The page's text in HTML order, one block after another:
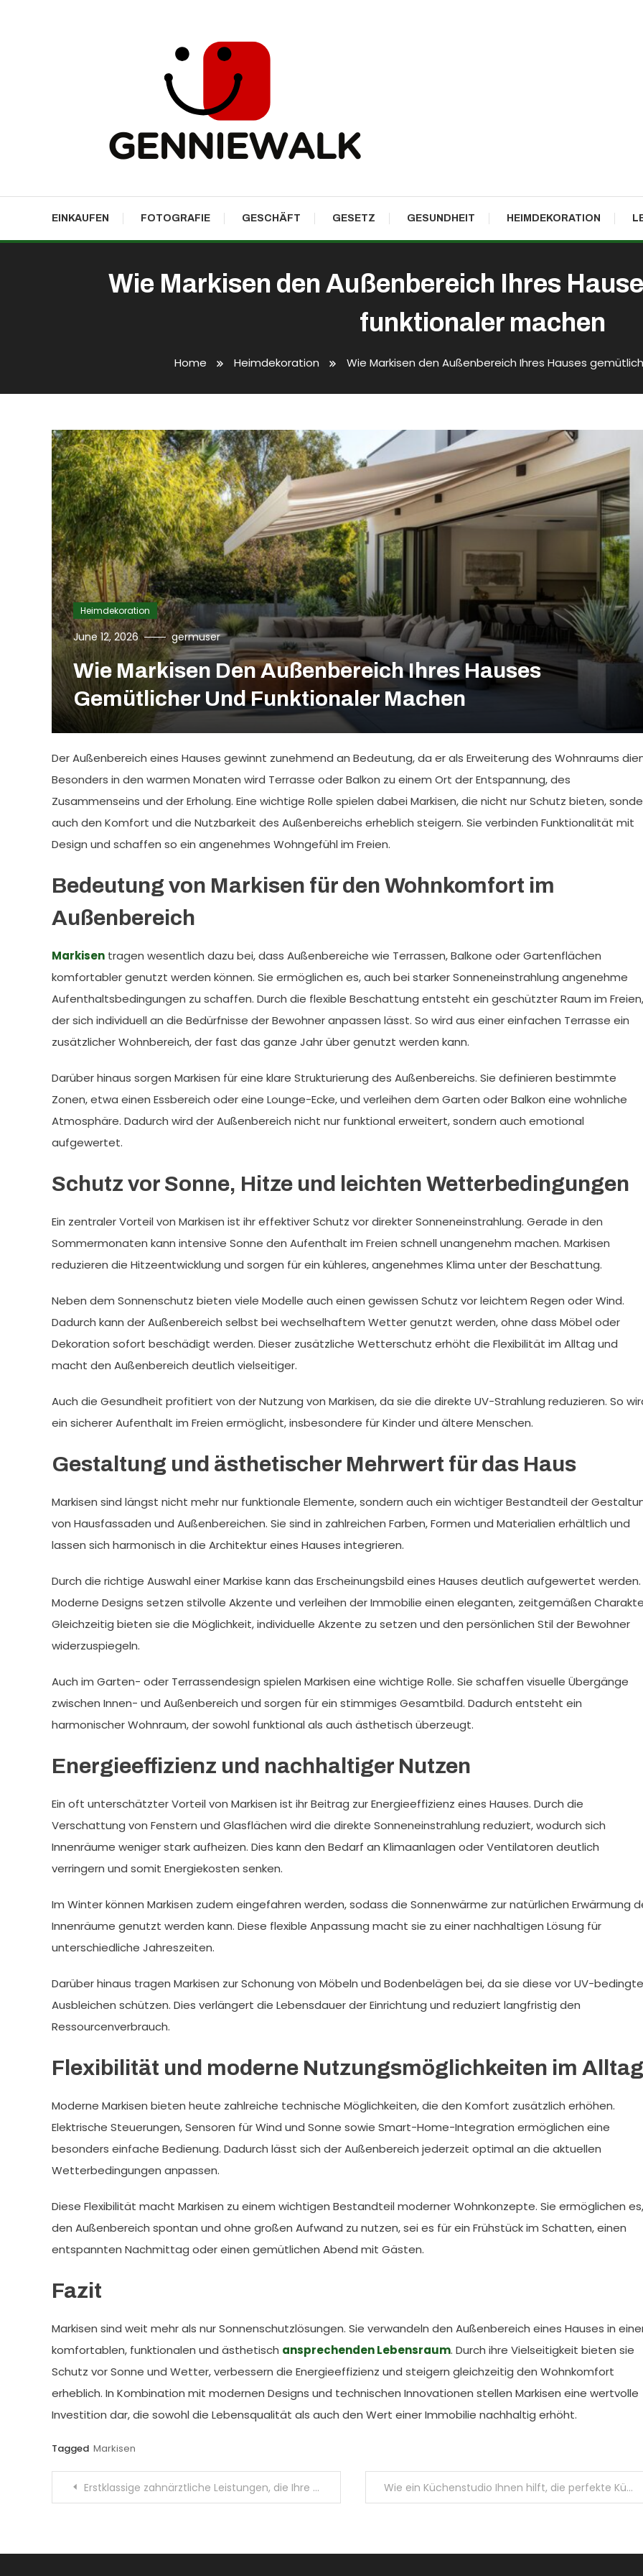
GennieWalk
EINKAUFEN FOTOGRAFIE GESCHÄFT GESETZ GESUNDHEIT HEIMDEKORATION
Wie Markisen den Außenbereich Ihres
funktionaler machen
Home Heimdekoration Wie Markisen den Außenbereich Ihres Hauses
Heimdekoration
June 12, 2026 germuser
Wie Markisen Den Außenbereich Ihres Hauses
Gemütlicher Und Funktionaler Machen
Der Außenbereich eines Hauses gewinnt zunehmend an Bedeutung, da er als Erweiterung des Wohnraums
Besonders in den warmen Monaten wird Terrasse oder Balkon zu einem Ort der Entspannung, des
Zusammenseins und der Erholung. Eine wichtige Rolle spielen dabei Markisen, die nicht nur Schutz bieten,
auch den Komfort und die Nutzbarkeit des Außenbereichs erheblich steigern. Sie verbinden Funktionalität mit
Design und schaffen so ein angenehmes Wohngefühl im Freien.
Bedeutung von Markisen für den Wohnkomfort im
Außenbereich
Markisen tragen wesentlich dazu bei, dass Außenbereiche wie Terrassen, Balkone oder Gartenflächen
komfortabler genutzt werden können. Sie ermöglichen es, auch bei starker Sonneneinstrahlung angenehme
Aufenthaltsbedingungen zu schaffen. Durch die flexible Beschattung entsteht ein geschützter Raum im Freien,
der sich individuell an die Bedürfnisse der Bewohner anpassen lässt. So wird aus einer einfachen Terrasse ein
zusätzlicher Wohnbereich, der fast das ganze Jahr über genutzt werden kann.
Darüber hinaus sorgen Markisen für eine klare Strukturierung des Außenbereichs. Sie definieren bestimmte
Zonen, etwa einen Essbereich oder eine Lounge-Ecke, und verleihen dem Garten oder Balkon eine wohnliche
Atmosphäre. Dadurch wird der Außenbereich nicht nur funktional erweitert, sondern auch emotional
aufgewertet.
Schutz vor Sonne, Hitze und leichten Wetterbedingungen
Ein zentraler Vorteil von Markisen ist ihr effektiver Schutz vor direkter Sonneneinstrahlung. Gerade in den
Sommermonaten kann intensive Sonne den Aufenthalt im Freien schnell unangenehm machen. Markisen
reduzieren die Hitzeentwicklung und sorgen für ein kühleres, angenehmes Klima unter der Beschattung.
Neben dem Sonnenschutz bieten viele Modelle auch einen gewissen Schutz vor leichtem Regen oder Wind.
Dadurch kann der Außenbereich selbst bei wechselhaftem Wetter genutzt werden, ohne dass Möbel oder
Dekoration sofort beschädigt werden. Dieser zusätzliche Wetterschutz erhöht die Flexibilität im Alltag und
macht den Außenbereich deutlich vielseitiger.
Auch die Gesundheit profitiert von der Nutzung von Markisen, da sie die direkte UV-Strahlung reduzieren. So
ein sicherer Aufenthalt im Freien ermöglicht, insbesondere für Kinder und ältere Menschen.
Gestaltung und ästhetischer Mehrwert für das Haus
Markisen sind längst nicht mehr nur funktionale Elemente, sondern auch ein wichtiger Bestandteil der
von Hausfassaden und Außenbereichen. Sie sind in zahlreichen Farben, Formen und Materialien erhältlich und
lassen sich harmonisch in die Architektur eines Hauses integrieren.
Durch die richtige Auswahl einer Markise kann das Erscheinungsbild eines Hauses deutlich aufgewertet werden.
Moderne Designs setzen stilvolle Akzente und verleihen der Immobilie einen eleganten, zeitgemäßen
Gleichzeitig bieten sie die Möglichkeit, individuelle Akzente zu setzen und den persönlichen Stil der Bewohner
widerzuspiegeln.
Auch im Garten- oder Terrassendesign spielen Markisen eine wichtige Rolle. Sie schaffen visuelle Übergänge
zwischen Innen- und Außenbereich und sorgen für ein stimmiges Gesamtbild. Dadurch entsteht ein
harmonischer Wohnraum, der sowohl funktional als auch ästhetisch überzeugt.
Energieeffizienz und nachhaltiger Nutzen
Ein oft unterschätzter Vorteil von Markisen ist ihr Beitrag zur Energieeffizienz eines Hauses. Durch die
Verschattung von Fenstern und Glasflächen wird die direkte Sonneneinstrahlung reduziert, wodurch sich
Innenräume weniger stark aufheizen. Dies kann den Bedarf an Klimaanlagen oder Ventilatoren deutlich
verringern und somit Energiekosten senken.
Im Winter können Markisen zudem eingefahren werden, sodass die Sonnenwärme zur natürlichen Erwärmung
Innenräume genutzt werden kann. Diese flexible Anpassung macht sie zu einer nachhaltigen Lösung für
unterschiedliche Jahreszeiten.
Darüber hinaus tragen Markisen zur Schonung von Möbeln und Bodenbelägen bei, da sie diese vor UV-
Ausbleichen schützen. Dies verlängert die Lebensdauer der Einrichtung und reduziert langfristig den
Ressourcenverbrauch.
Flexibilität und moderne Nutzungsmöglichkeiten im Alltag
Moderne Markisen bieten heute zahlreiche technische Möglichkeiten, die den Komfort zusätzlich erhöhen.
Elektrische Steuerungen, Sensoren für Wind und Sonne sowie Smart-Home-Integration ermöglichen eine
besonders einfache Bedienung. Dadurch lässt sich der Außenbereich jederzeit optimal an die aktuellen
Wetterbedingungen anpassen.
Diese Flexibilität macht Markisen zu einem wichtigen Bestandteil moderner Wohnkonzepte. Sie ermöglichen es,
den Außenbereich spontan und ohne großen Aufwand zu nutzen, sei es für ein Frühstück im Schatten, einen
entspannten Nachmittag oder einen gemütlichen Abend mit Gästen.
Fazit
Markisen sind weit mehr als nur Sonnenschutzlösungen. Sie verwandeln den Außenbereich eines Hauses in
komfortablen, funktionalen und ästhetisch ansprechenden Lebensraum. Durch ihre Vielseitigkeit bieten sie
Schutz vor Sonne und Wetter, verbessern die Energieeffizienz und steigern gleichzeitig den Wohnkomfort
erheblich. In Kombination mit modernen Designs und technischen Innovationen stellen Markisen eine wertvolle
Investition dar, die sowohl die Lebensqualität als auch den Wert einer Immobilie nachhaltig erhöht.
Tagged Markisen
PostErstklassige zahnärztliche Leistungen, die Ihre Mundgesundheit verbessern und Ihr Lächeln verschönern Wie ein Küchenstudio Ihnen hilft, die perfekte Küche für Ihr Zuhause zu planen